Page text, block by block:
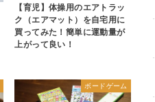
【育児】体操用のエアトラッ
ク（エアマット）を自宅用に
買ってみた！簡単に運動量が
上がって良い！
ボードゲーム